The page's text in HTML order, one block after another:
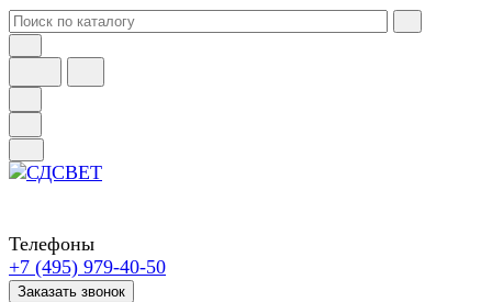
Телефоны
+7 (495) 979-40-50
Заказать звонок